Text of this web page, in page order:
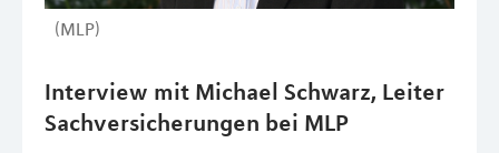
(MLP)
Interview mit Michael Schwarz, Leiter
Sachversicherungen bei MLP